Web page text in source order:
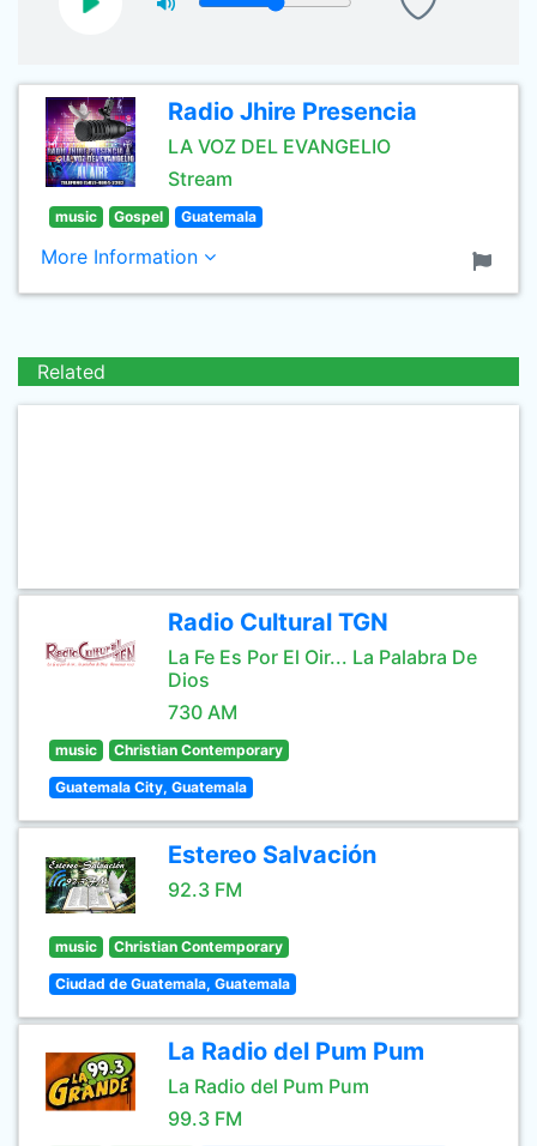
Radio Jhire Presencia
LA VOZ DEL EVANGELIO
Stream
music Gospel Guatemala
More Information
Related
Radio Cultural TGN
La Fe Es Por El Oir... La Palabra De
Dios
730 AM
music Christian Contemporary
Guatemala City, Guatemala
Estereo Salvación
92.3 FM
music Christian Contemporary
Ciudad de Guatemala, Guatemala
La Radio del Pum Pum
La Radio del Pum Pum
99.3 FM